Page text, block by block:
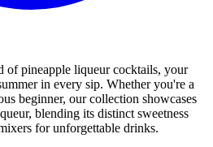
pineapple liqueur cocktails, your
in every sip. Whether you're a
beginner, our collection showcases
blending its distinct sweetness
for unforgettable drinks.